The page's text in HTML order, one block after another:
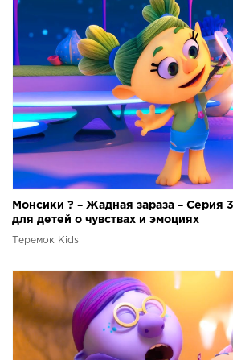
Монсики ? – Жадная зараза – Серия
для детей о чувствах и эмоциях
Теремок Kids